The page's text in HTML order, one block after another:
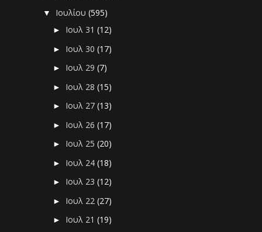
▼ Ιουλίου(595)
► Ιουλ 31(12)
► Ιουλ 30(17)
► Ιουλ 29(7)
► Ιουλ 28(15)
► Ιουλ 27(13)
► Ιουλ 26(17)
► Ιουλ 25(20)
► Ιουλ 24(18)
► Ιουλ 23(12)
► Ιουλ 22(27)
► Ιουλ 21(19)